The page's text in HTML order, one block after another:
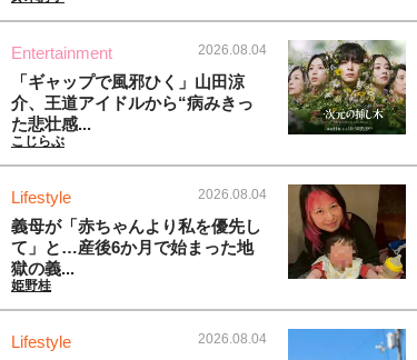
Entertainment 2026.08.04
「ギャップで風邪ひく」山田涼
介、王道アイドルから“病みきっ
た悲壮感...
こじらぶ
Lifestyle 2026.08.04
義母が「赤ちゃんより私を優先し
て」と…産後6か月で始まった地
獄の義...
姫野桂
Lifestyle 2026.08.04